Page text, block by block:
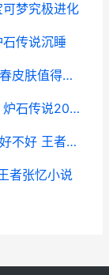
梦究极进化
传说沉睡
王者荣耀荣耀李元芳新皮肤飞鸢探春皮肤值得入手吗 王者荣耀荣耀李策可以一次领两个皮肤吗
炉石传说狂野宇宙战卡组如何组合 炉石传说2021狂野宇宙卡组
王者荣耀荣耀貂蝉唤灵魅影新皮肤好不好 王者荣耀角色貂蝉
者张忆小说